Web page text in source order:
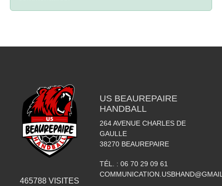
465788 VISITES
US BEAUREPAIRE
HANDBALL
264 AVENUE CHARLES DE
GAULLE
38270 BEAUREPAIRE
TÉL. : 06 70 29 09 61